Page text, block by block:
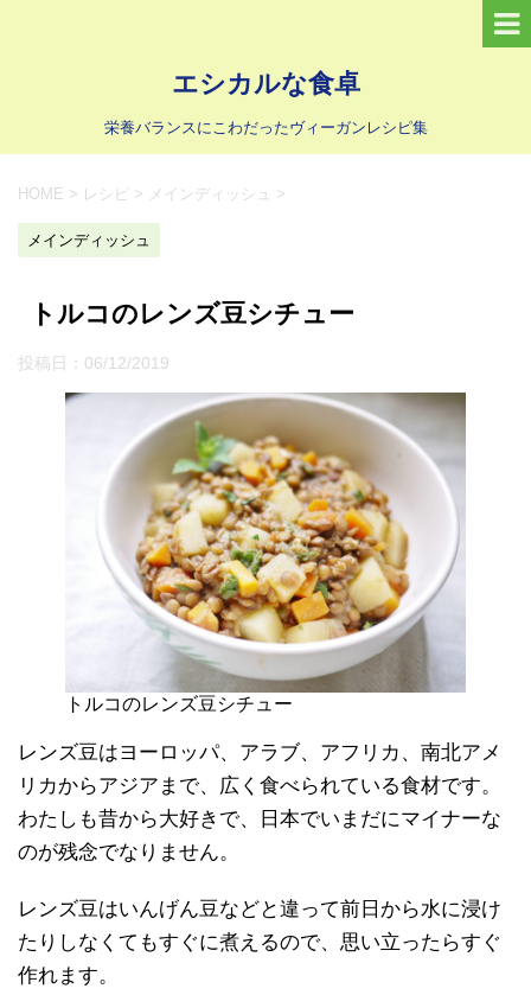
エシカルな食卓
栄養バランスにこわだったヴィーガンレシピ集
HOME > レシピ > メインディッシュ >
メインディッシュ
トルコのレンズ豆シチュー
投稿日： 06/12/2019
トルコのレンズ豆シチュー
レンズ豆はヨーロッパ、アラブ、アフリカ、南北アメ
リカからアジアまで、広く食べられている食材です。
わたしも昔から大好きで、日本でいまだにマイナーな
のが残念でなりません。
レンズ豆はいんげん豆などと違って前日から水に浸け
たりしなくてもすぐに煮えるので、思い立ったらすぐ
作れます。